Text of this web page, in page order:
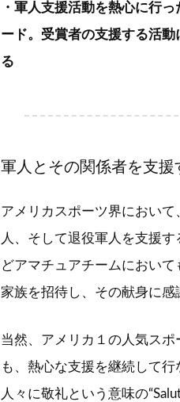
・軍人支援活動を熱心に行
ード。受賞者の支援する活
る
軍人とその関係者を支援
アメリカスポーツ界におい
人、そして退役軍人を支援
どアマチュアチームにおい
家族を招待し、その献身に感
当然、アメリカ１の人気ス
も、熱心な支援を継続して
人々に敬礼という意味の